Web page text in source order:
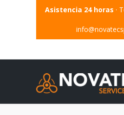
Asistencia 24 horas ·